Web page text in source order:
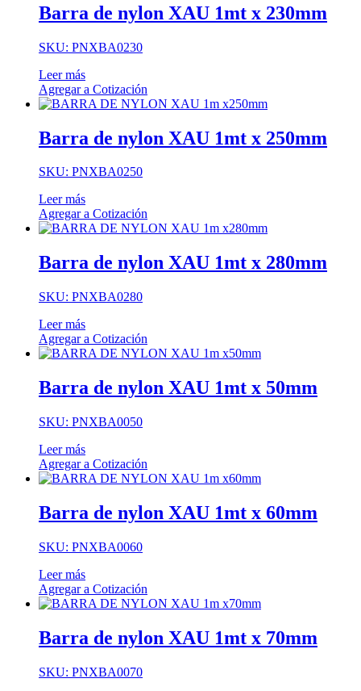
Barra de nylon XAU 1mt x 230mm
SKU: PNXBA0230
Leer más
Agregar a Cotización
Barra de nylon XAU 1mt x 250mm
SKU: PNXBA0250
Leer más
Agregar a Cotización
Barra de nylon XAU 1mt x 280mm
SKU: PNXBA0280
Leer más
Agregar a Cotización
Barra de nylon XAU 1mt x 50mm
SKU: PNXBA0050
Leer más
Agregar a Cotización
Barra de nylon XAU 1mt x 60mm
SKU: PNXBA0060
Leer más
Agregar a Cotización
Barra de nylon XAU 1mt x 70mm
SKU: PNXBA0070